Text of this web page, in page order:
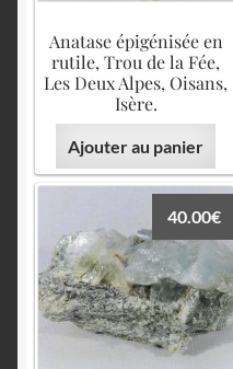
Anatase épigénisée en
rutile, Trou de la Fée,
Les Deux Alpes, Oisans,
Isère.
Ajouter au panier
40.00€